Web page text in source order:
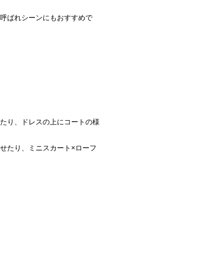
ばれシーンにもおすすめで
り、ドレスの上にコートの様
たり、ミニスカート×ローフ